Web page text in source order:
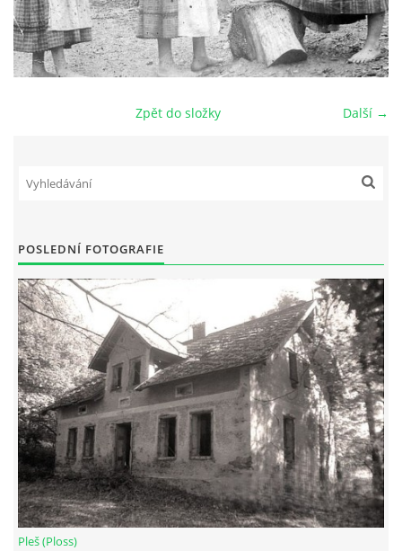
DŮL NA SLÍDU (NA KOLE)
města Domažlice.
© 2026 eStránky.cz |Aktualizováno: 17. 7. 2026|Nahoru ↑
Další →
Zpět do složky
POSLEDNÍ FOTOGRAFIE
Pleš (Ploss)